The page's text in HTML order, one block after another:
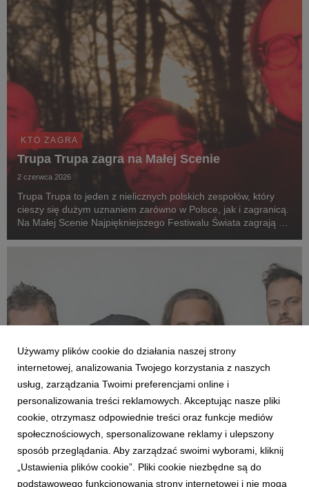
KTO ZAGRA
Trupa Trupa zagra na Małej Scenie
2 czerwca 2026
Trupa Trupa to jeden z nielicznych polskich zespołów, który
cieszy się dużym uznaniem zarówno w Polsce, jak i zagranicą.
Na Małej Scenie Najpiękniejszego Festiwalu Świata zagrają 1
KTO ZAGRA
Łzy zagrają na Małej Scenie 32. Pol'and'Rock
Festival
2 czerwca 2026
Używamy plików cookie do działania naszej strony
internetowej, analizowania Twojego korzystania z naszych
usług, zarządzania Twoimi preferencjami online i
personalizowania treści reklamowych. Akceptując nasze pliki
cookie, otrzymasz odpowiednie treści oraz funkcje mediów
społecznościowych, spersonalizowane reklamy i ulepszony
sposób przeglądania. Aby zarządzać swoimi wyborami, kliknij
„Ustawienia plików cookie”. Pliki cookie niezbędne są do
podstawowego funkcjonowania strony internetowej i nie mogą